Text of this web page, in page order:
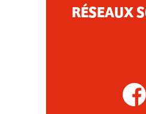
RÉSEAUX